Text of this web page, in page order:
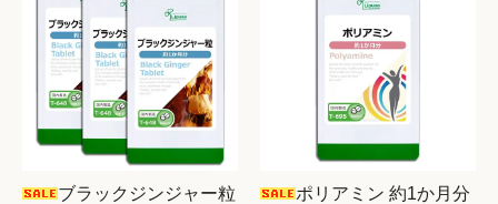
ブラックジンジャー粒
ポリアミン 約1か月分